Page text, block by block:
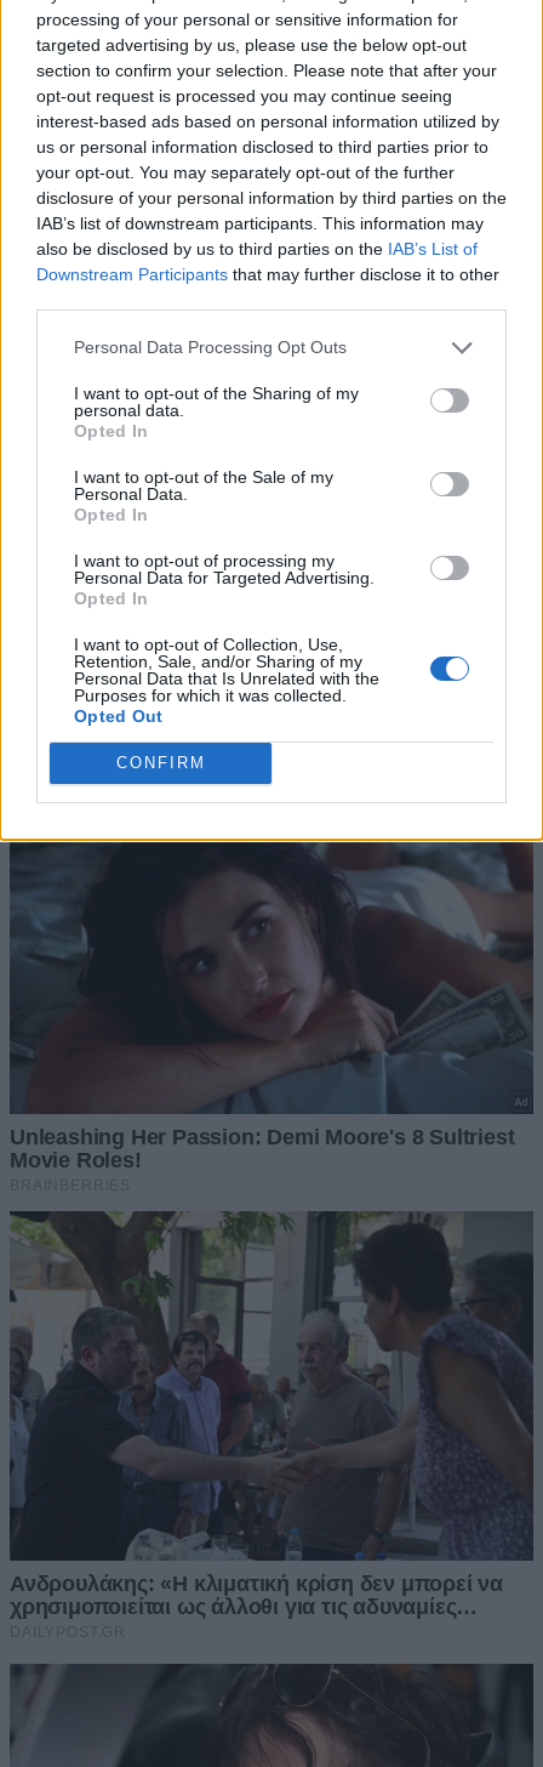
processing of your personal or sensitive information for
targeted advertising by us, please use the below opt-out
section to confirm your selection. Please note that after your
opt-out request is processed you may continue seeing
interest-based ads based on personal information utilized by
us or personal information disclosed to third parties prior to
your opt-out. You may separately opt-out of the further
disclosure of your personal information by third parties on the
IAB’s list of downstream participants. This information may
also be disclosed by us to third parties on the IAB’s List of
Downstream Participants that may further disclose it to other
Personal Data Processing Opt Outs
I want to opt-out of the Sharing of my
personal data.
Opted In
I want to opt-out of the Sale of my
Personal Data.
Opted In
I want to opt-out of processing my
Personal Data for Targeted Advertising.
Opted In
I want to opt-out of Collection, Use,
Retention, Sale, and/or Sharing of my
Personal Data that Is Unrelated with the
Purposes for which it was collected.
Opted Out
CONFIRM